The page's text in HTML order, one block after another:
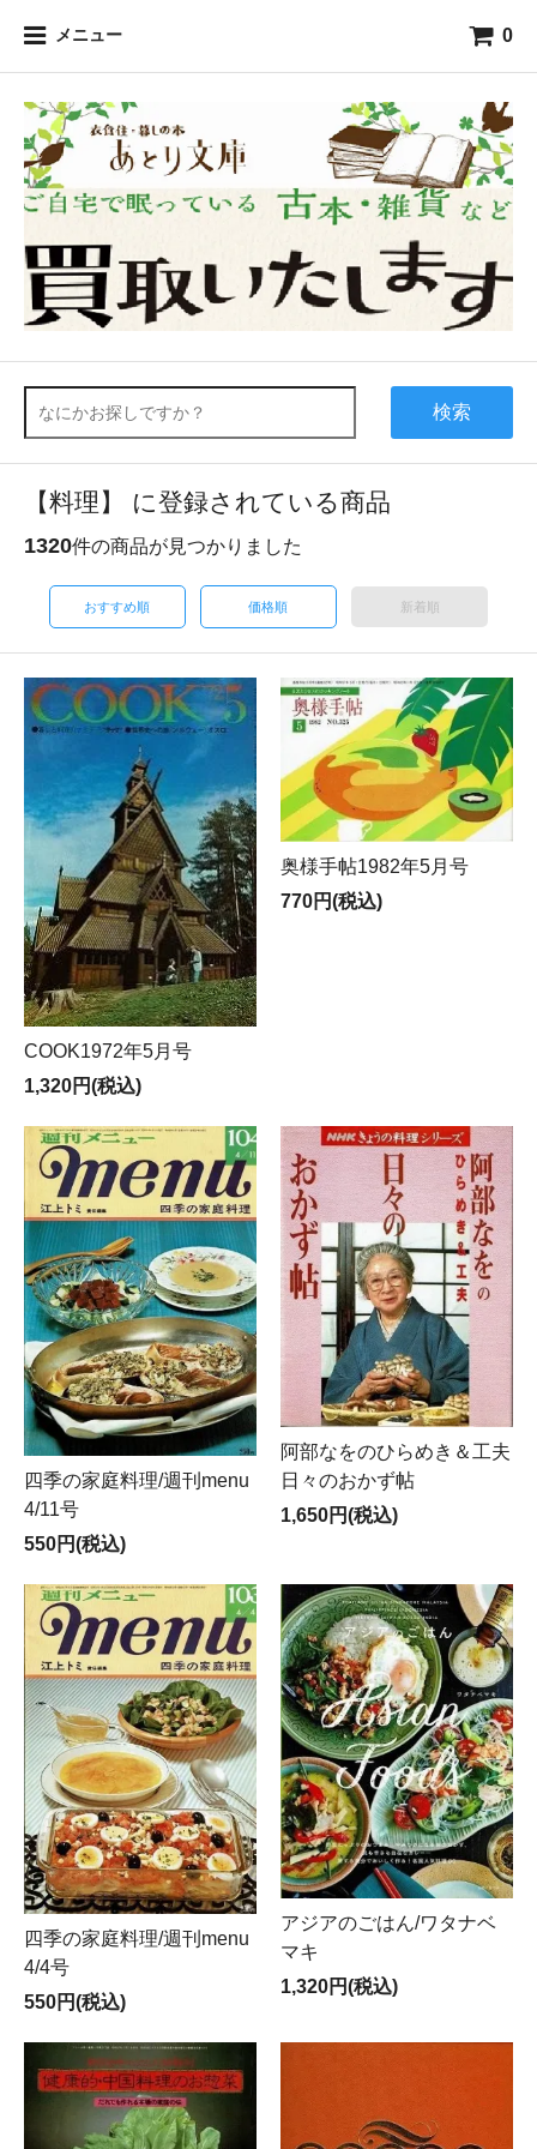
メニュー 0
検索
【料理】 に登録されている商品
1320件の商品が見つかりました
おすすめ順 価格順 新着順
COOK1972年5月号
1,320円(税込)
奥様手帖1982年5月号
770円(税込)
四季の家庭料理/週刊menu
4/11号
550円(税込)
阿部なをのひらめき＆工夫
日々のおかず帖
1,650円(税込)
四季の家庭料理/週刊menu
4/4号
550円(税込)
アジアのごはん/ワタナベ
マキ
1,320円(税込)